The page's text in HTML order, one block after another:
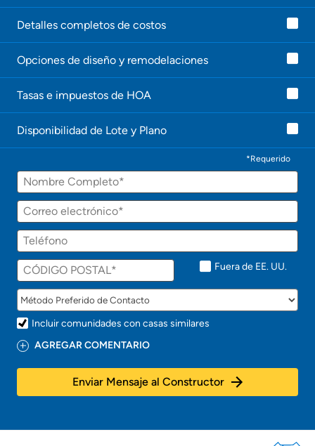
Detalles completos de costos
Opciones de diseño y remodelaciones
Tasas e impuestos de HOA
Disponibilidad de Lote y Plano
*Requerido
Fuera de EE. UU.
Incluir comunidades con casas similares
AGREGAR COMENTARIO
Enviar Mensaje al Constructor